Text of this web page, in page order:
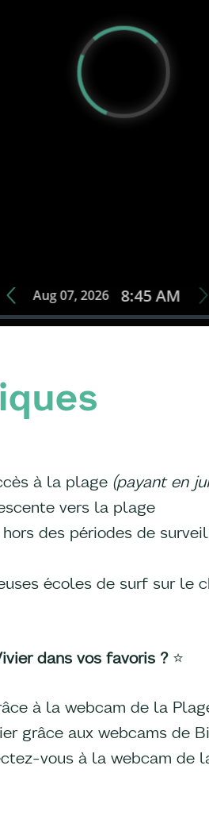
à la plage (payant en
vers la plage
des périodes de
écoles de surf sur le
dans vos favoris ? ⭐
à la webcam de la
grâce aux webcams de
vous à la webcam de